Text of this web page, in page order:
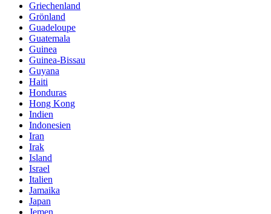
Griechenland
Grönland
Guadeloupe
Guatemala
Guinea
Guinea-Bissau
Guyana
Haiti
Honduras
Hong Kong
Indien
Indonesien
Iran
Irak
Island
Israel
Italien
Jamaika
Japan
Jemen